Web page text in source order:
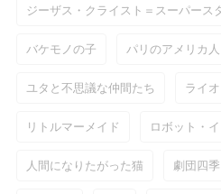
ジーザス・クライスト＝スーパース
バケモノの子 パリのアメリカ人
ユタと不思議な仲間たち ライ
リトルマーメイド ロボット・
人間になりたがった猫 劇団四